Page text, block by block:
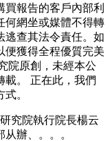
報告的客戶內部利
何網坐或媒體不得轉
逃查其法令責任。如
便獲得全程優質完美
院原創，未經本公
載。 正在此，我們
。
究院執行院長楊云
辦、。。。